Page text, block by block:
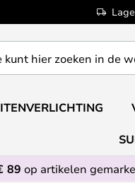
89 op artikelen